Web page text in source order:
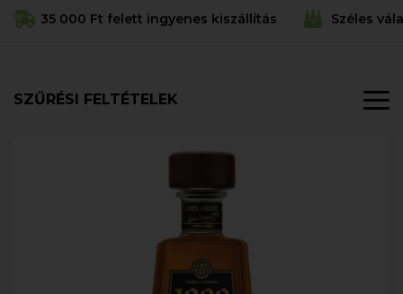
35 000 Ft felett ingyenes kiszállítás Széles
SZŰRÉSI FELTÉTELEK